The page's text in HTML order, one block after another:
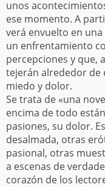
unos
ese momento. A
verá envuelto en
un enfrentamiento
percepciones y que,
tejerán alrededor de
miedo y dolor.
Se trata de «una
encima de todo
pasiones, su dolor.
desalmada, otras
pasional, otras
a escenas de
corazón de los